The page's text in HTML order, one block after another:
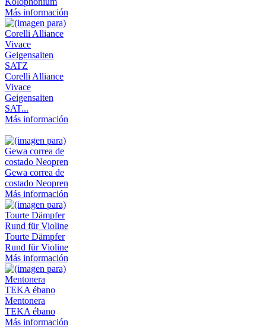
Más información
Corelli Alliance
Vivace
Geigensaiten
SAT...
Más información
Gewa correa de
costado Neopren
Más información
Tourte Dämpfer
Rund für Violine
Más información
Mentonera
TEKA ébano
Más información